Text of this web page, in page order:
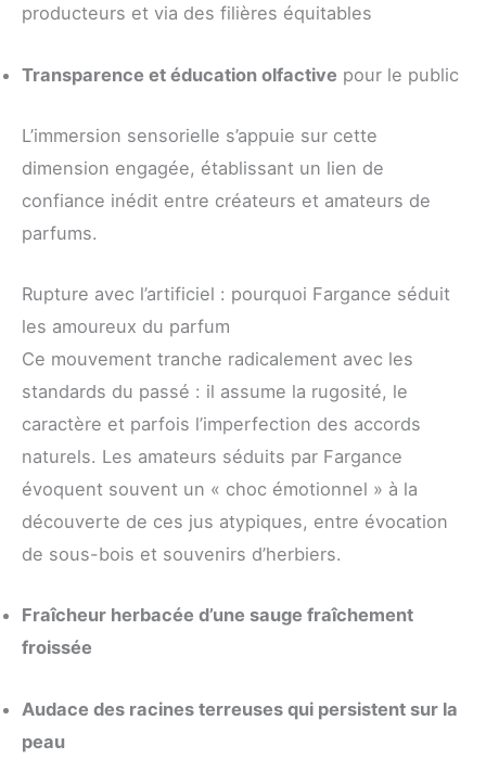
producteurs et via des filières équitables
Transparence et éducation olfactive pour le public
L’immersion sensorielle s’appuie sur cette
dimension engagée, établissant un lien de
confiance inédit entre créateurs et amateurs de
parfums.
Rupture avec l’artificiel : pourquoi Fargance séduit
les amoureux du parfum
Ce mouvement tranche radicalement avec les
standards du passé : il assume la rugosité, le
caractère et parfois l’imperfection des accords
naturels. Les amateurs séduits par Fargance
évoquent souvent un « choc émotionnel » à la
découverte de ces jus atypiques, entre évocation
de sous-bois et souvenirs d’herbiers.
Fraîcheur herbacée d’une sauge fraîchement
froissée
Audace des racines terreuses qui persistent sur la
peau